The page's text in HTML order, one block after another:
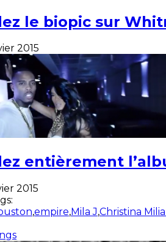
le biopic sur
2015
entièrement
2015
,empire,Mila J,Christina